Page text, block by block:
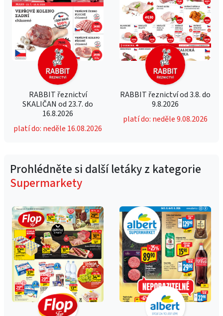
RABBIT řeznictví
SKALIČAN od 23.7. do
16.8.2026
platí do: neděle 16.08.2026
RABBIT řeznictví od 3.8. do
9.8.2026
platí do: neděle 9.08.2026
Prohlédněte si další letáky z kategorie
Supermarkety